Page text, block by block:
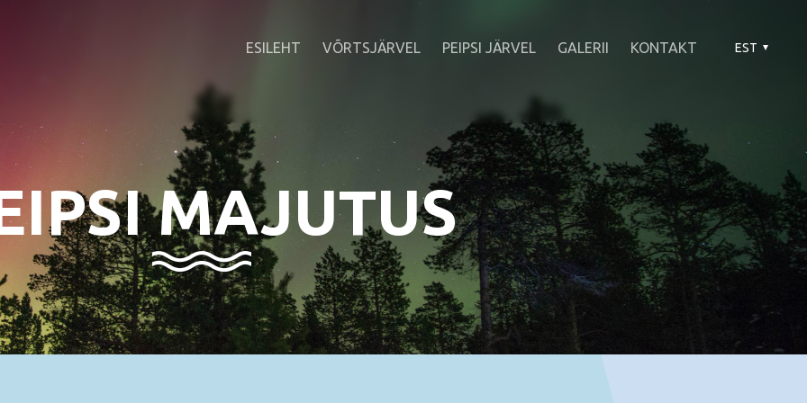
ESILEHT VÕRTSJÄRVEL PEIPSI JÄRVEL GALERII KONTAKT EST
MAJUTUS